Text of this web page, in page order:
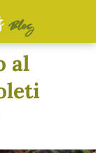
al